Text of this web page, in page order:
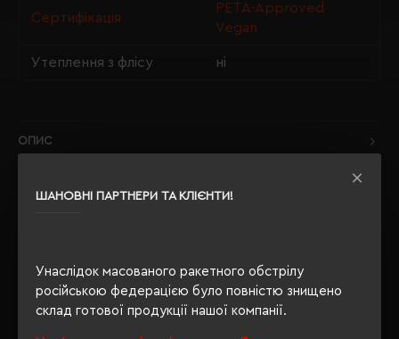
ШАНОВНІ ПАРТНЕРИ ТА КЛІЄНТИ!
Унаслідок масованого ракетного обстрілу
російською федерацією було повністю знищено
склад готової продукції нашої компанії.
Сертифікація
PETA-Approved
Vegan
Утеплення з флісу ні
ОПИС
РЕКОМЕНДУЄМО